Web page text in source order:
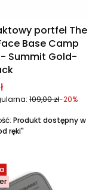
portfel The
Base Camp
Summit Gold-
109,00 zł-20%
Produkt dostępny w
ręki"